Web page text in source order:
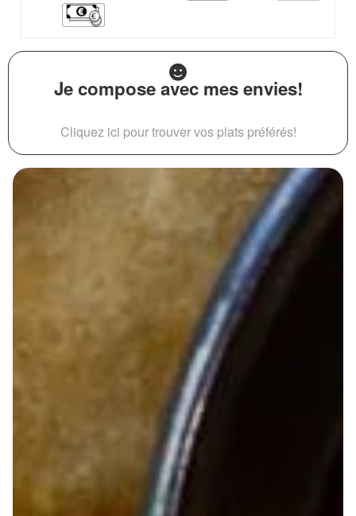
Je compose avec mes envies!
Cliquez ici pour trouver vos plats préférés!